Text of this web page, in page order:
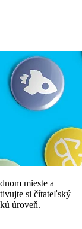
mieste a
si čítateľský
úroveň.